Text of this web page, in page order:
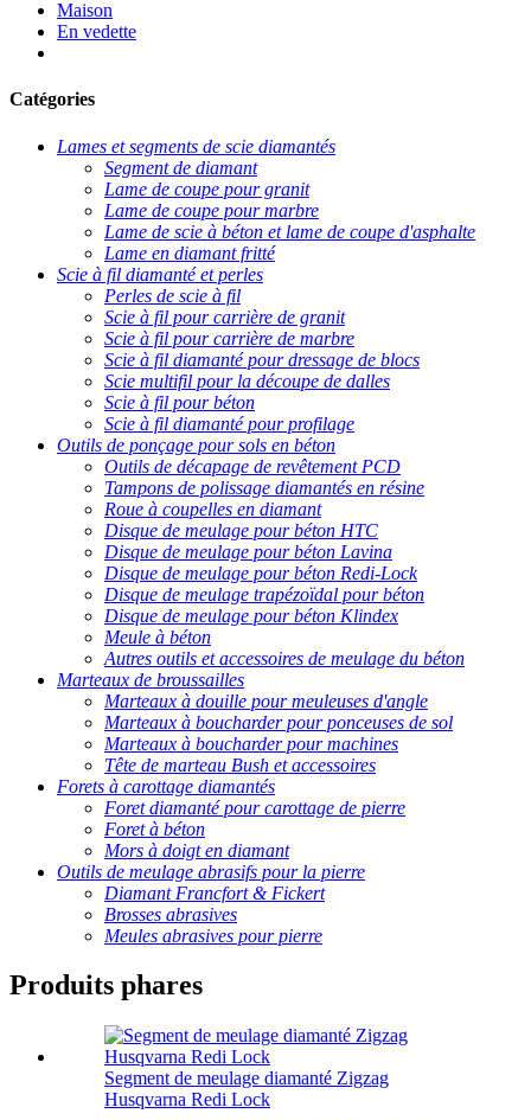
Maison
En vedette
Catégories
Lames et segments de scie diamantés
Segment de diamant
Lame de coupe pour granit
Lame de coupe pour marbre
Lame de scie à béton et lame de coupe d'asphalte
Lame en diamant fritté
Scie à fil diamanté et perles
Perles de scie à fil
Scie à fil pour carrière de granit
Scie à fil pour carrière de marbre
Scie à fil diamanté pour dressage de blocs
Scie multifil pour la découpe de dalles
Scie à fil pour béton
Scie à fil diamanté pour profilage
Outils de ponçage pour sols en béton
Outils de décapage de revêtement PCD
Tampons de polissage diamantés en résine
Roue à coupelles en diamant
Disque de meulage pour béton HTC
Disque de meulage pour béton Lavina
Disque de meulage pour béton Redi-Lock
Disque de meulage trapézoïdal pour béton
Disque de meulage pour béton Klindex
Meule à béton
Autres outils et accessoires de meulage du béton
Marteaux de broussailles
Marteaux à douille pour meuleuses d'angle
Marteaux à boucharder pour ponceuses de sol
Marteaux à boucharder pour machines
Tête de marteau Bush et accessoires
Forets à carottage diamantés
Foret diamanté pour carottage de pierre
Foret à béton
Mors à doigt en diamant
Outils de meulage abrasifs pour la pierre
Diamant Francfort & Fickert
Brosses abrasives
Meules abrasives pour pierre
Produits phares
Segment de meulage diamanté Zigzag
Husqvarna Redi Lock